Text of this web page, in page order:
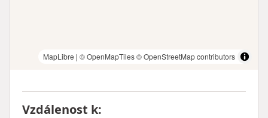
MapLibre | © OpenMapTiles© OpenStreetMap contributors
Vzdálenost k: